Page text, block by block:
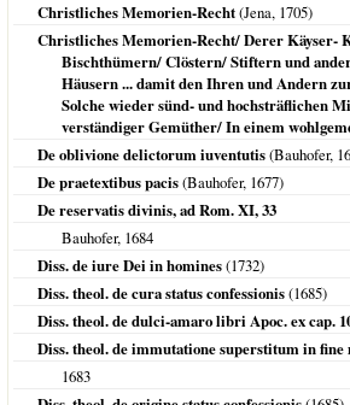
Christliches Memorien-Recht(Jena, 1705)
Christliches Memorien-Recht/ Derer Käyser-
Bischthümern/ Clöstern/ Stiftern und
Häusern ... damit den Ihren und Andern
Solche wieder sünd- und hochsträflichen
verständiger Gemüther/ In einem
De oblivione delictorum iuventutis(Bauhofer,
De praetextibus pacis(Bauhofer, 1677)
De reservatis divinis, ad Rom. XI, 33
Bauhofer, 1684
Diss. de iure Dei in homines(1732)
Diss. theol. de cura status confessionis(1685)
Diss. theol. de dulci-amaro libri Apoc. ex cap.
Diss. theol. de immutatione superstitum in fine
1683